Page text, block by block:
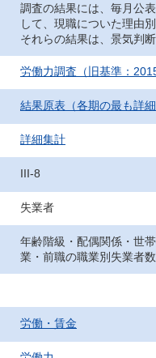
調査の結果には、毎月公
して、現職についた理由
それらの結果は、景気判
労働力調査（旧基準：
結果原表（各期の最も詳
詳細集計
III-8
失業者
年齢階級・配偶関係・世
業・前職の職業別失業者数
労働・賃金